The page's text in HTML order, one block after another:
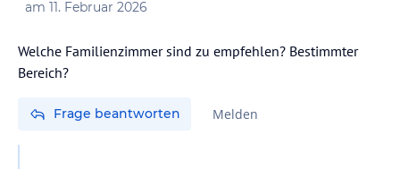
am 11. Februar 2026
Welche Familienzimmer sind zu empfehlen? Bestimmter
Bereich?
Frage beantworten Melden